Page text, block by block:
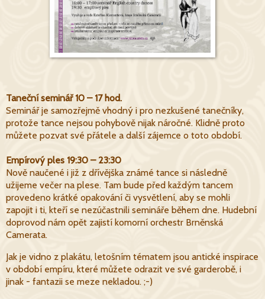
Taneční seminář 10 – 17 hod.
Seminář je samozřejmě vhodný i pro nezkušené tanečníky,
protože tance nejsou pohybově nijak náročné. Klidně proto
můžete pozvat své přátele a další zájemce o toto období.
Empírový ples 19:30 – 23:30
Nově naučené i již z dřívějška známé tance si následně
užijeme večer na plese. Tam bude před každým tancem
provedeno krátké opakování či vysvětlení, aby se mohli
zapojit i ti, kteří se nezúčastnili semináře během dne. Hudební
doprovod nám opět zajistí komorní orchestr Brněnská
Camerata.
Jak je vidno z plakátu, letošním tématem jsou antické inspirace
v období empíru, které můžete odrazit ve své garderobě, i
jinak - fantazii se meze nekladou. ;-)